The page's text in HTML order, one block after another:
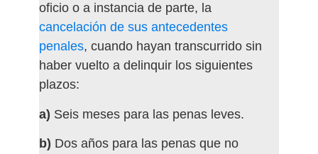
oficio o a instancia de parte, la
cancelación de sus antecedentes
penales, cuando hayan transcurrido sin
haber vuelto a delinquir los siguientes
plazos:
a) Seis meses para las penas leves.
b) Dos años para las penas que no